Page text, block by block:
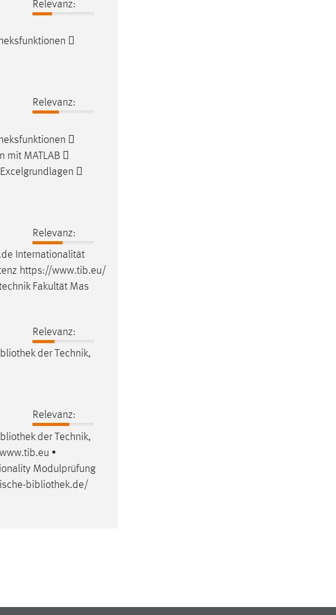
Relevanz:

Relevanz:
MATLAB 

Relevanz:
.de Internationalität
https://www.tib.eu/
Fakultät Mas
Relevanz:
der Technik,
Relevanz:
der Technik,
•
Modulprüfung
bibliothek.de/